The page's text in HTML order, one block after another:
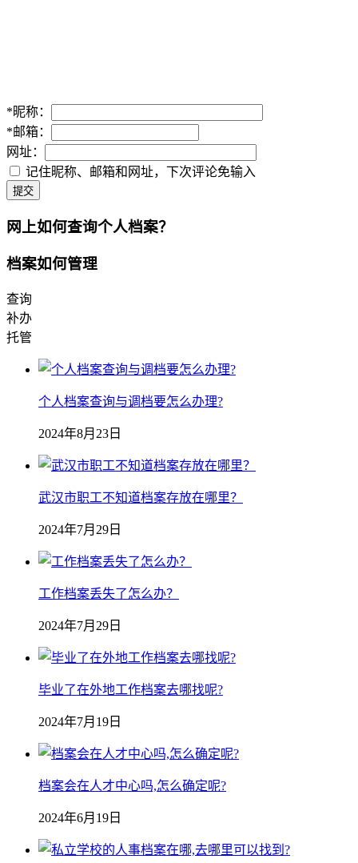
*昵称：
*邮箱：
网址：
记住昵称、邮箱和网址，下次评论免输入
提交
网上如何查询个人档案？
档案如何管理
查询
补办
托管
个人档案查询与调档要怎么办理?
2024年8月23日
武汉市职工不知道档案存放在哪里？
2024年7月29日
工作档案丢失了怎么办？
2024年7月29日
毕业了在外地工作档案去哪找呢?
2024年7月19日
档案会在人才中心吗,怎么确定呢?
2024年6月19日